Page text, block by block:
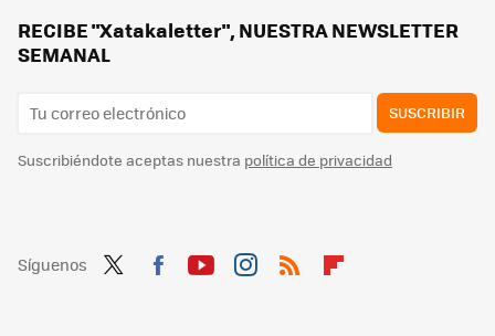
RECIBE "Xatakaletter", NUESTRA NEWSLETTER
SEMANAL
SUSCRIBIR
Suscribiéndote aceptas nuestra política de privacidad
Síguenos